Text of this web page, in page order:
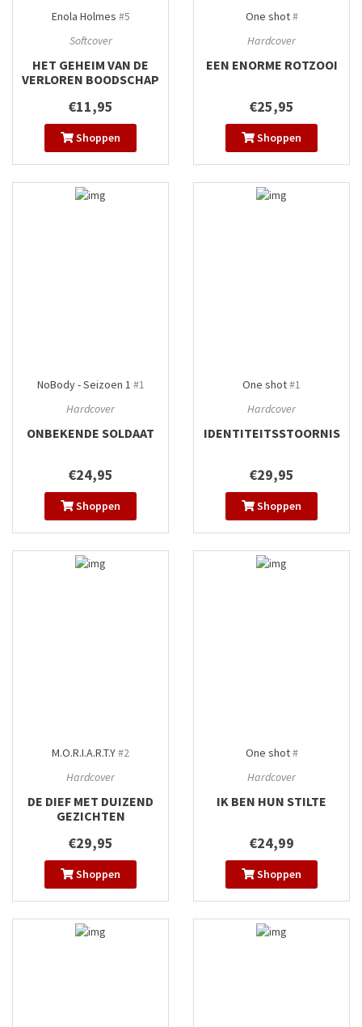
Enola Holmes #5
Softcover
HET GEHEIM VAN DE
VERLOREN BOODSCHAP
€11,95
Shoppen
One shot#
Hardcover
EEN ENORME ROTZOOI
€25,95
Shoppen
NoBody - Seizoen 1 #1
Hardcover
ONBEKENDE SOLDAAT
€24,95
Shoppen
One shot#1
Hardcover
IDENTITEITSSTOORNIS
€29,95
Shoppen
M.O.R.I.A.R.T.Y#2
Hardcover
DE DIEF MET DUIZEND
GEZICHTEN
€29,95
Shoppen
One shot#
Hardcover
IK BEN HUN STILTE
€24,99
Shoppen